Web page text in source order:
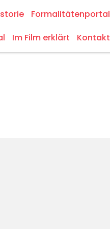
Formalitätenportal
Im Film erklärt Kontakt